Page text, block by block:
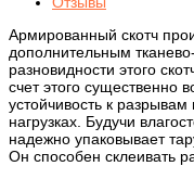
Армированный скотч
дополнительным
разновидности этого
счет этого существенно
устойчивость к
нагрузках. Будучи
надежно упаковывает
Он способен склеивать